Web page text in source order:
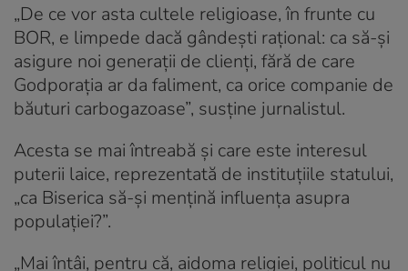
„De ce vor asta cultele religioase, în frunte cu
BOR, e limpede dacă gândești rațional: ca să-și
asigure noi generații de clienți, fără de care
Godporația ar da faliment, ca orice companie de
băuturi carbogazoase”, susține jurnalistul.
Acesta se mai întreabă și care este interesul
puterii laice, reprezentată de instituțiile statului,
„ca Biserica să-și mențină influența asupra
populației?”.
„Mai întâi, pentru că, aidoma religiei, politicul nu